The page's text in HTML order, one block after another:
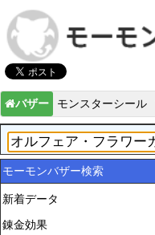
バザー モンスターシール
モーモンバザー検索
新着データ
錬金効果